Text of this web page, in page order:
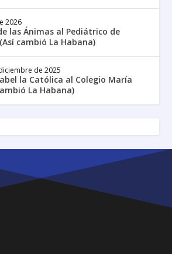
2026
las Ánimas al Pediátrico de
cambió La Habana)
de 2025
la Católica al Colegio María
La Habana)